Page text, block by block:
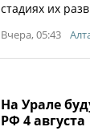
стадиях их
Вчера, 05:43
На Урале
РФ 4 августа